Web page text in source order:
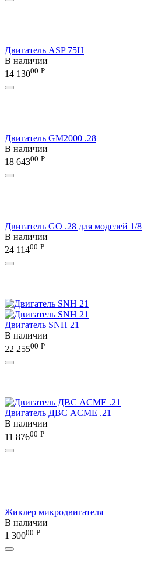
Двигатель ASP 75H
В наличии
14 13000 Р
Двигатель GM2000 .28
В наличии
18 64300 Р
Двигатель GO .28 для моделей 1/8
В наличии
24 11400 Р
Двигатель SNH 21
В наличии
22 25500 Р
Двигатель ДВС ACME .21
В наличии
11 87600 Р
Жиклер микродвигателя
В наличии
1 30000 Р